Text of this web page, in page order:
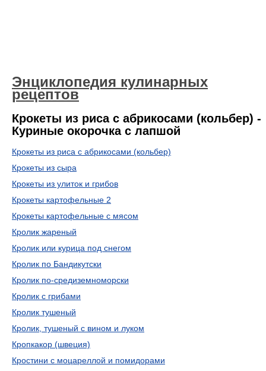
Энциклопедия кулинарных
рецептов
Крокеты из риса с абрикосами (кольбер) -
Куриные окорочка с лапшой
Крокеты из риса с абрикосами (кольбер)
Крокеты из сыра
Крокеты из улиток и грибов
Крокеты картофельные 2
Крокеты картофельные с мясом
Кролик жареный
Кролик или курица под снегом
Кролик по Бандикутски
Кролик по-средиземноморски
Кролик с грибами
Кролик тушеный
Кролик, тушеный с вином и луком
Кропкакор (швеция)
Кростини с моцареллой и помидорами